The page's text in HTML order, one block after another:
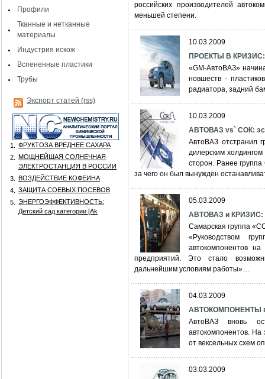
Профили
Тканные и нетканные
материалы
Индустрия искож
Вспененные пластики
Трубы
Экспорт статей (rss)
1.
ФРУКТОЗА ВРЕДНЕЕ САХАРА
2.
МОЩНЕЙШАЯ СОЛНЕЧНАЯ
ЭЛЕКТРОСТАНЦИЯ В РОССИИ
3.
ВОЗДЕЙСТВИЕ КОФЕИНА
4.
ЗАЩИТА СОЕВЫХ ПОСЕВОВ
5.
ЭНЕРГОЭФФЕКТИВНОСТЬ:
Детский сад категории [Аk
российских производителей
меньшей степени.
10.03.2009
ПРОЕКТЫ В КРИЗИС:
«GM-АвтоВАЗ»
новшеств -
радиатора, задний
10.03.2009
АВТОВАЗ vs` СОК:
АвтоВАЗ отстранил
дилерским
сторон. Ранее
за чего он был вынужден
05.03.2009
АВТОВАЗ и КРИЗИС:
Самарская группа
«Руководством
автокомпонентов
предприятий. Это стало
дальнейшим условиям работы»…
04.03.2009
АВТОКОМПОНЕНТЫ
АвтоВАЗ вновь
автокомпонентов. На
от вексельных схем
03.03.2009